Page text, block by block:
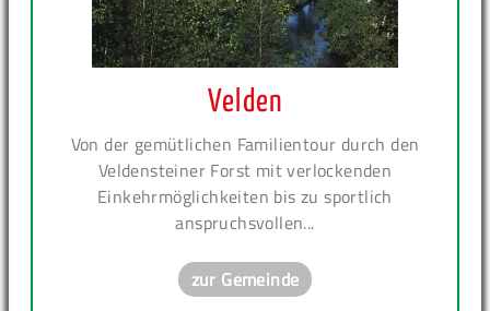
Velden
Von der gemütlichen Familientour durch den
Veldensteiner Forst mit verlockenden
Einkehrmöglichkeiten bis zu sportlich
anspruchsvollen...
zur Gemeinde